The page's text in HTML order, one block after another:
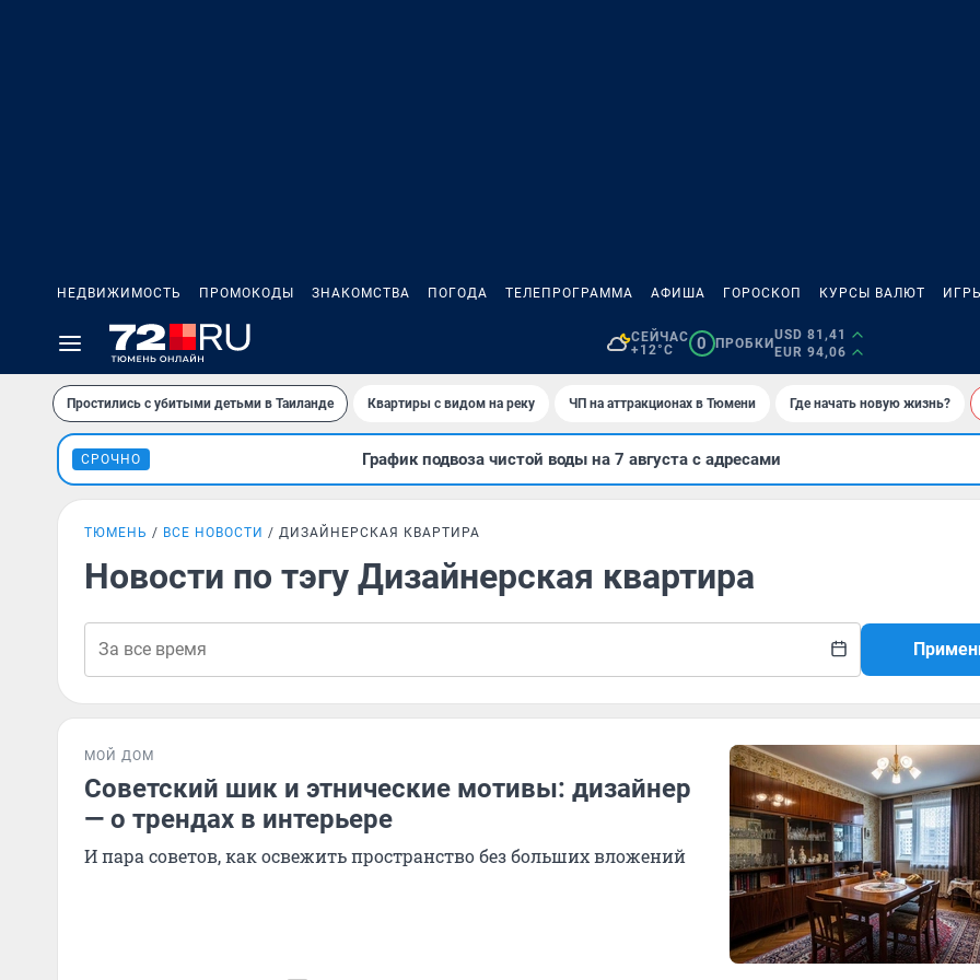
НЕДВИЖИМОСТЬ ПРОМОКОДЫ ЗНАКОМСТВА ПОГОДА ТЕЛЕПРОГРАММА АФИША ГОРОСКОП КУРСЫ ВАЛЮТ
СЕЙЧАС
+12°C
0 ПРОБКИ
USD 81,41
EUR 94,06
Простились с убитыми детьми в Таиланде Квартиры с видом на реку ЧП на аттракционах в Тюмени Где начать новую жизнь?
СРОЧНО График подвоза чистой воды на 7 августа с адресами
ТЮМЕНЬ ВСЕ НОВОСТИ ДИЗАЙНЕРСКАЯ КВАРТИРА
Новости по тэгу Дизайнерская квартира
МОЙ ДОМ
Советский шик и этнические мотивы: дизайнер
— о трендах в интерьере
И пара советов, как освежить пространство без больших вложений